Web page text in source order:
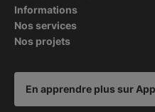
Informations
Nos services
Nos projets
En apprendre plus sur